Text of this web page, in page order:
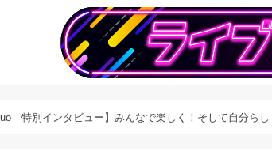
特別インタビュー】みんなで楽しく！そして自分ら